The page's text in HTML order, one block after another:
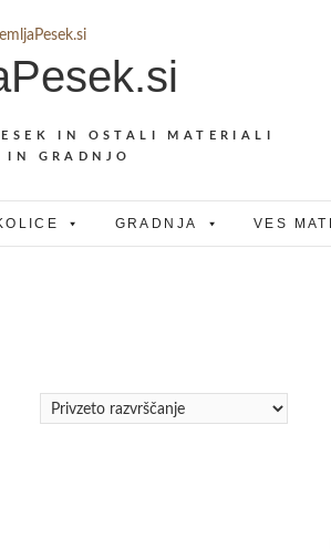
IN OSTALI MATERIALI
IN GRADNJO
GRADNJA VES